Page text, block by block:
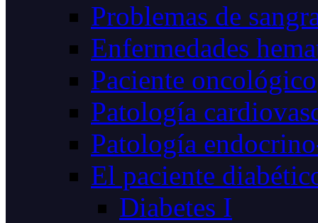
Problemas de
Enfermedades
Paciente oncológico
Patología
Patología
El paciente
Diabetes I